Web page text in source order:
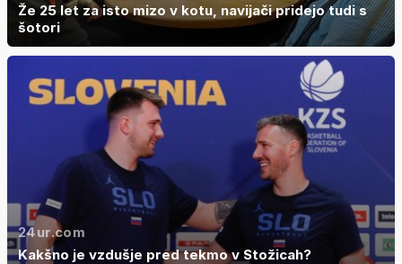
Že 25 let za isto mizo v kotu, navijači pridejo tudi s
šotori
24ur.com
Kakšno je vzdušje pred tekmo v Stožicah?